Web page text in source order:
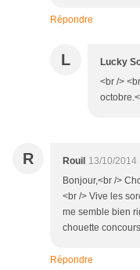
Répondre
L Lucky
<br />
R Rouil 13/10/2014
Bonjour,<br />
<br /> Vive les
me semble bien
chouette
Répondre